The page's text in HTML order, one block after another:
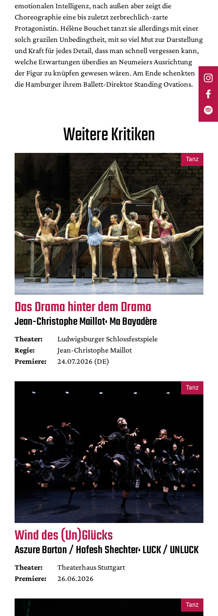
emotionalen Intelligenz, nach außen aber zeigt die
Choreographie eine bis zuletzt zerbrechlich-zarte
Protagonistin. Hélène Bouchet tanzt sie allerdings mit einer
solch grazilen Unbedingtheit, mit so viel Mut zur Darstellung
und Kraft für jedes Detail, dass man schnell vergessen kann,
welche Erwartungen überdies an Neumeiers Ausrichtung
der Figur zu knüpfen gewesen wären. Am Ende schenkten
die Hamburger ihrem Ballett-Direktor Standing Ovations.
Weitere Kritiken
Tanz
Das Drama hinter dem Drama
Jean-Christophe Maillot: Ma Bayadère
Theater:
Ludwigsburger Schlossfestspiele
Regie:
Jean-Christophe Maillot
Premiere:
24.07.2026 (DE)
Tanz
Wind des (Un)Glücks
Aszure Barton / Hofesh Shechter: LUCK / UNLUCK
Theater:
Theaterhaus Stuttgart
Premiere:
26.06.2026
Tanz